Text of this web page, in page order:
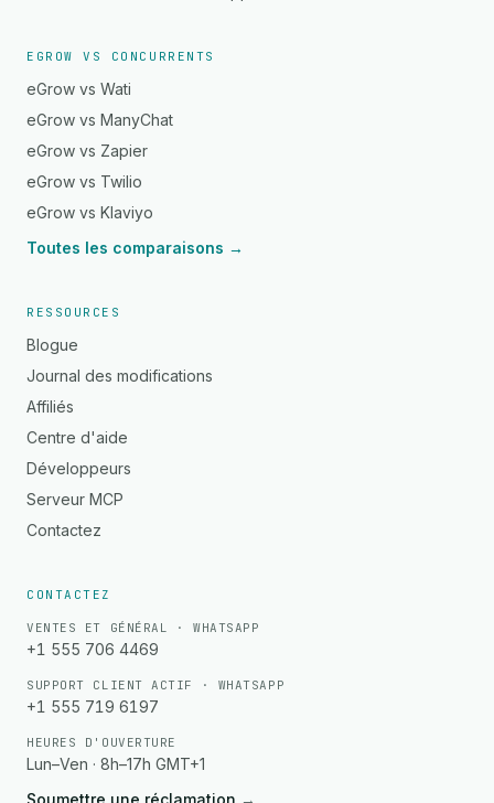
EGROW VS CONCURRENTS
eGrow vs Wati
eGrow vs ManyChat
eGrow vs Zapier
eGrow vs Twilio
eGrow vs Klaviyo
Toutes les comparaisons →
RESSOURCES
Blogue
Journal des modifications
Affiliés
Centre d'aide
Développeurs
Serveur MCP
Contactez
CONTACTEZ
VENTES ET GÉNÉRAL · WHATSAPP
+1 555 706 4469
SUPPORT CLIENT ACTIF · WHATSAPP
+1 555 719 6197
HEURES D'OUVERTURE
Lun–Ven · 8h–17h GMT+1
Soumettre une réclamation →